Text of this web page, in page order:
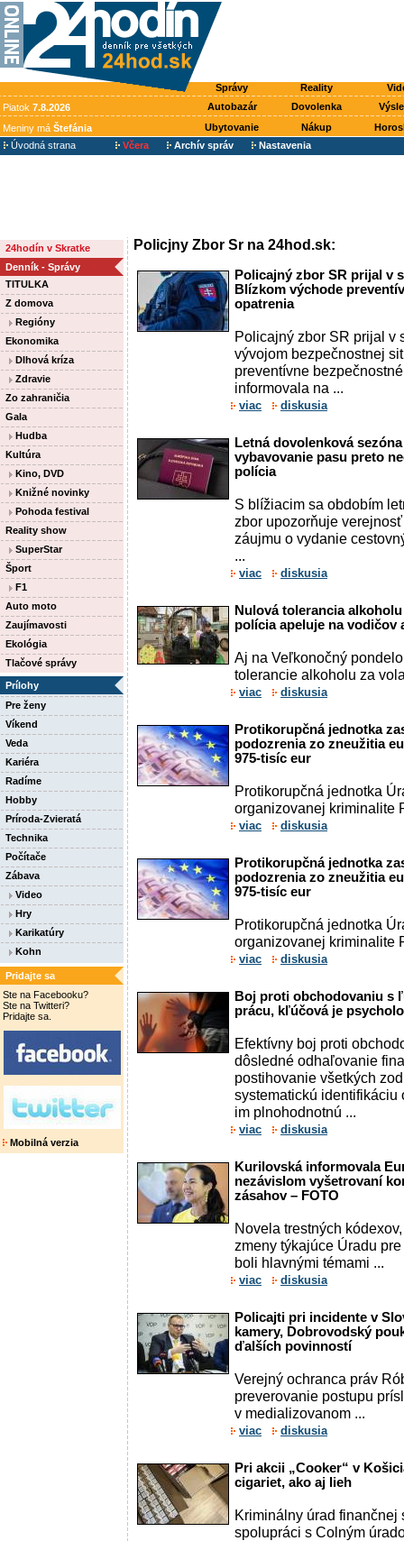
Správy Reality
Piatok 7.8.2026 Autobazár Dovolenka
Meniny má Štefánia Ubytovanie Nákup
Úvodná strana
Včera Archív správ Nastavenia
24hodín v Skratke
Denník - Správy
TITULKA
Z domova
Regióny
Ekonomika
Dlhová kríza
Zdravie
Zo zahraničia
Gala
Hudba
Kultúra
Kino, DVD
Knižné novinky
Pohoda festival
Reality show
SuperStar
Šport
F1
Auto moto
Zaujímavosti
Ekológia
Tlačové správy
Prílohy
Pre ženy
Víkend
Veda
Kariéra
Radíme
Hobby
Príroda-Zvieratá
Technika
Počítače
Zábava
Video
Hry
Karikatúry
Kohn
Pridajte sa
Ste na Facebooku?
Ste na Twitteri?
Pridajte sa.
Mobilná verzia
Policjny Zbor Sr na 24hod.sk:
Policajný zbor SR prijal v
Blízkom východe
opatrenia
Policajný zbor SR prijal v
vývojom bezpečnostnej
preventívne
informovala na ...
viac diskusia
Letná dovolenková
vybavovanie pasu preto
polícia
S blížiacim sa obdobím
zbor upozorňuje
záujmu o vydanie
...
viac diskusia
Nulová tolerancia
polícia apeluje na vodičov
Aj na Veľkonočný
tolerancie alkoholu za
viac diskusia
Protikorupčná jednotka
podozrenia zo zneužitia
975-tisíc eur
Protikorupčná jednotka
organizovanej kriminalite
viac diskusia
Protikorupčná jednotka
podozrenia zo zneužitia
975-tisíc eur
Protikorupčná jednotka
organizovanej kriminalite
viac diskusia
Boj proti obchodovaniu s
prácu, kľúčová je
Efektívny boj proti
dôsledné odhaľovanie
postihovanie všetkých
systematickú
im plnohodnotnú ...
viac diskusia
Kurilovská informovala
nezávislom vyšetrovaní
zásahov – FOTO
Novela trestných
zmeny týkajúce Úradu
boli hlavnými témami ...
viac diskusia
Policajti pri incidente v
kamery, Dobrovodský
ďalších povinností
Verejný ochranca práv
preverovanie postupu
v medializovanom ...
viac diskusia
Pri akcii „Cooker“ v
cigariet, ako aj lieh
Kriminálny úrad finančnej
spolupráci s Colným